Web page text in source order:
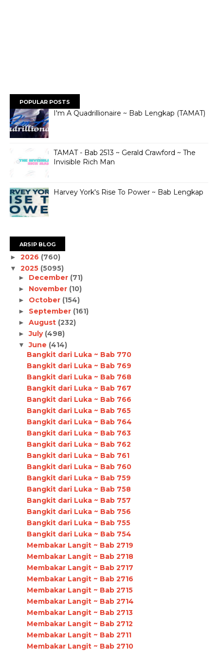
POPULAR POSTS
I'm A Quadrillionaire ~ Bab Lengkap (TAMAT)
TAMAT - Bab 2513 ~ Gerald Crawford ~ The
Invisible Rich Man
Harvey York's Rise To Power ~ Bab Lengkap
ARSIP BLOG
► 2026 (760)
▼ 2025 (5095)
► December (71)
► November (10)
► October (154)
► September (161)
► August (232)
►July (498)
▼June (414)
Bangkit dari Luka ~ Bab 770
Bangkit dari Luka ~ Bab 769
Bangkit dari Luka ~ Bab 768
Bangkit dari Luka ~ Bab 767
Bangkit dari Luka ~ Bab 766
Bangkit dari Luka ~ Bab 765
Bangkit dari Luka ~ Bab 764
Bangkit dari Luka ~ Bab 763
Bangkit dari Luka ~ Bab 762
Bangkit dari Luka ~ Bab 761
Bangkit dari Luka ~ Bab 760
Bangkit dari Luka ~ Bab 759
Bangkit dari Luka ~ Bab 758
Bangkit dari Luka ~ Bab 757
Bangkit dari Luka ~ Bab 756
Bangkit dari Luka ~ Bab 755
Bangkit dari Luka ~ Bab 754
Membakar Langit ~ Bab 2719
Membakar Langit ~ Bab 2718
Membakar Langit ~ Bab 2717
Membakar Langit ~ Bab 2716
Membakar Langit ~ Bab 2715
Membakar Langit ~ Bab 2714
Membakar Langit ~ Bab 2713
Membakar Langit ~ Bab 2712
Membakar Langit ~ Bab 2711
Membakar Langit ~ Bab 2710